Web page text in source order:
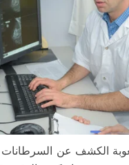
الكشف عن السرطانات